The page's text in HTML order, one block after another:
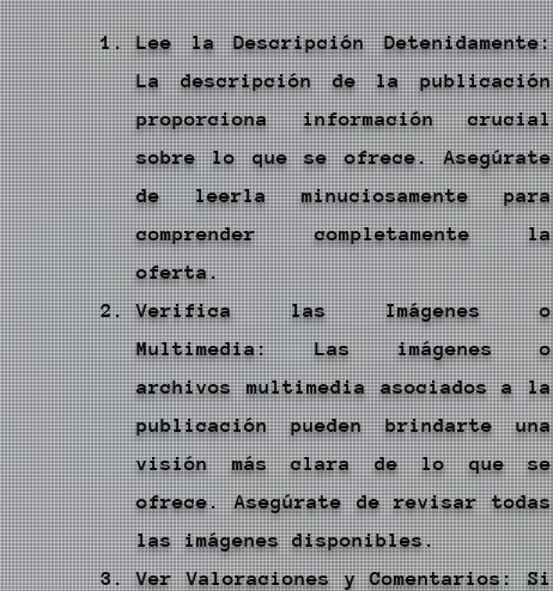
Lee la Descripción Detenidamente:
La descripción de la publicación
proporciona información crucial
sobre lo que se ofrece. Asegúrate
de leerla minuciosamente para
comprender completamente la
oferta.
Verifica las Imágenes o
Multimedia: Las imágenes o
archivos multimedia asociados a la
publicación pueden brindarte una
visión más clara de lo que se
ofrece. Asegúrate de revisar todas
las imágenes disponibles.
Ver Valoraciones y Comentarios: Si